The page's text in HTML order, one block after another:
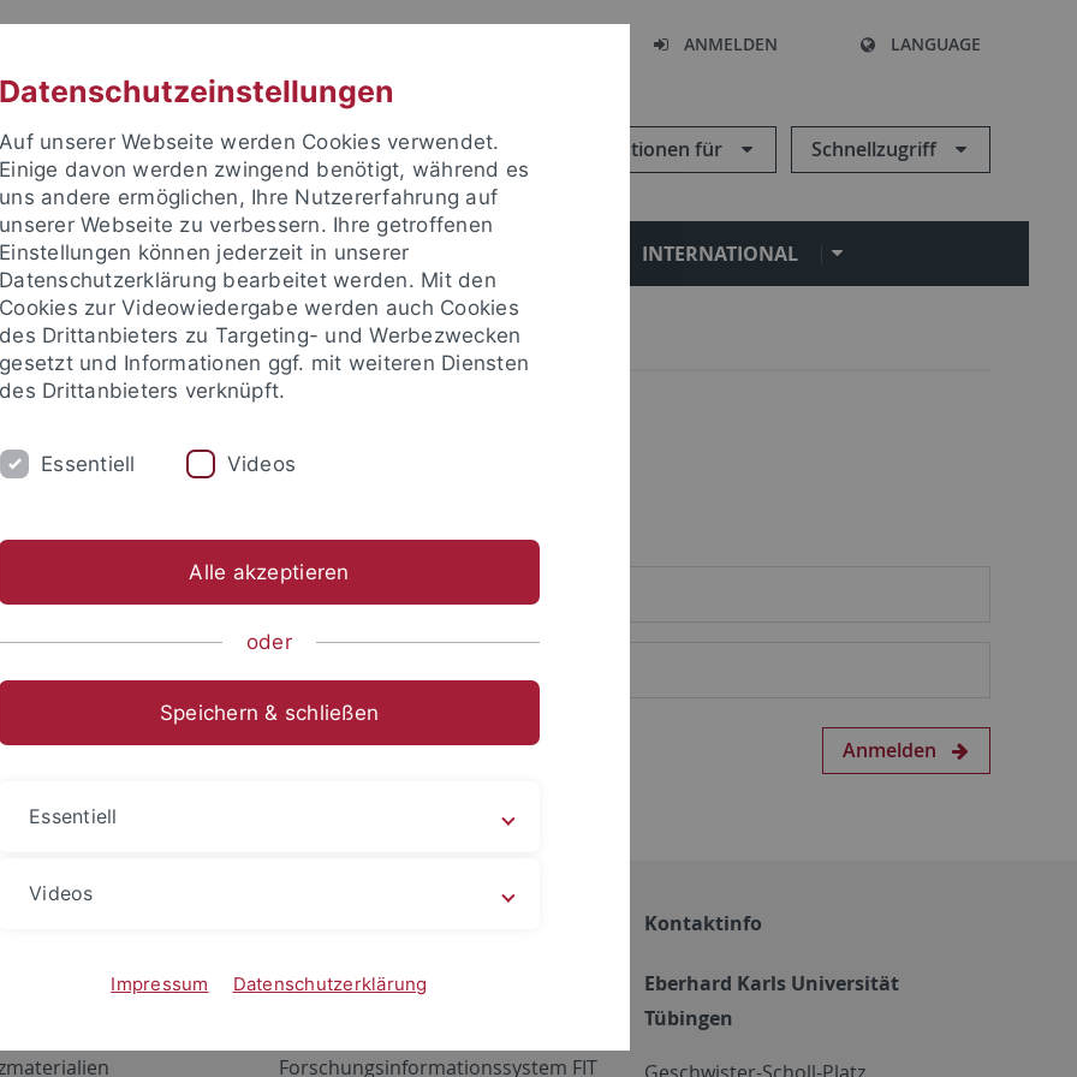
ANMELDEN LANGUAGE
Informationen für Schnellzugriff
FORSCHUNG EINRICHTUNGEN INTERNATIONAL
um sich anzumelden:
Anmelden
Netzwerk
ALMA
Forschungsinformationssystem FIT
Kontaktinfo
Eberhard Karls Universität
Tübingen
Datenschutzeinstellungen
Auf unserer Webseite werden Cookies verwendet.
Einige davon werden zwingend benötigt, während es
uns andere ermöglichen, Ihre Nutzererfahrung auf
unserer Webseite zu verbessern. Ihre getroffenen
Einstellungen können jederzeit in unserer
Datenschutzerklärung bearbeitet werden. Mit den
Cookies zur Videowiedergabe werden auch Cookies
des Drittanbieters zu Targeting- und Werbezwecken
gesetzt und Informationen ggf. mit weiteren Diensten
des Drittanbieters verknüpft.
Essentiell Videos
Alle akzeptieren
oder
Speichern & schließen
Essentiell
Videos
Impressum Datenschutzerklärung